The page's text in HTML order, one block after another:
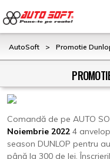
AutoSoft > Promotie
Comandă de pe AUTO
Noiembrie 2022 4
season DUNLOP pentru
până la 300 de lei.